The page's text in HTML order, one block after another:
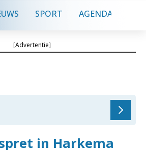
SPORT AGENDA
[Advertentie]
in Harkema